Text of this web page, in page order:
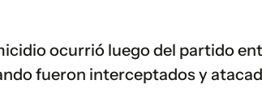
ocurrió luego del partido
fueron interceptados y